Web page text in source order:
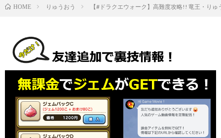
HOME りゅうおう 【#ドラクエウォーク】高難度攻略!! 竜王・りゅ